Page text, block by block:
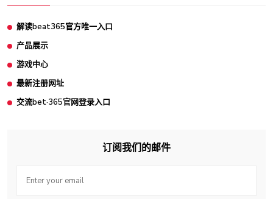
解读beat365官方唯一入口
产品展示
游戏中心
最新注册网址
交流bet·365官网登录入口
订阅我们的邮件